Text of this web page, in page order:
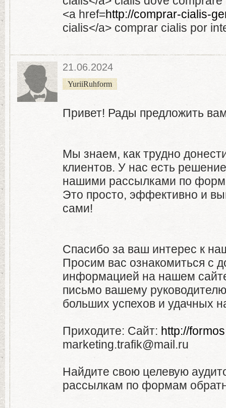
<a href=http://comprar-cialis-
cialis</a> comprar cialis por
21.06.2024
YuriiRuhform
Привет! Рады предложить
Мы знаем, как трудно
клиентов. У нас есть
нашими рассылками по
Это просто, эффективно и
сами!
Спасибо за ваш интерес к
Просим вас ознакомиться с
информацией на нашем
письмо вашему
больших успехов и удачных
Приходите: Сайт: http://
marketing.trafik@mail.ru
Найдите свою целевую
рассылкам по формам